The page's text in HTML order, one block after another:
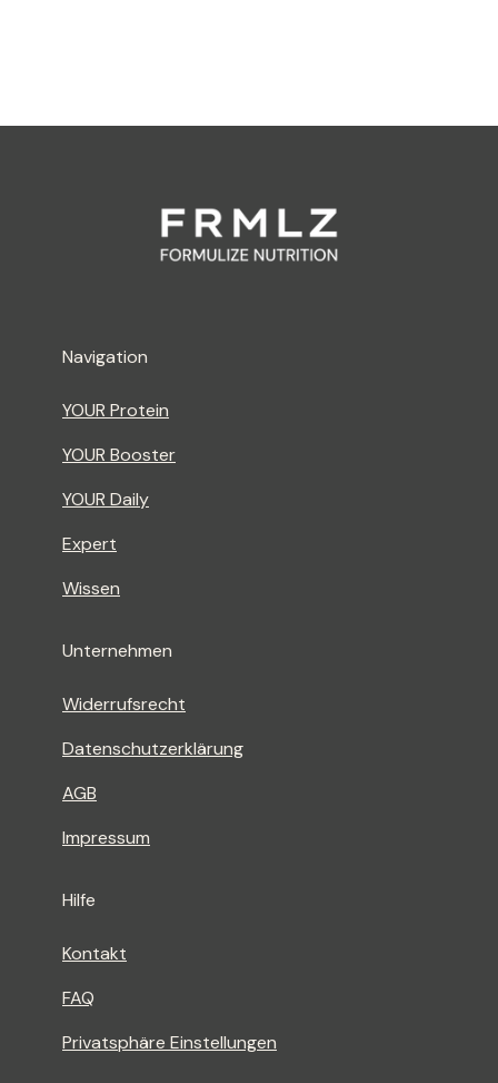
Navigation
YOUR Protein
YOUR Booster
YOUR Daily
Expert
Wissen
Unternehmen
Widerrufsrecht
Datenschutzerklärung
AGB
Impressum
Hilfe
Kontakt
FAQ
Privatsphäre Einstellungen